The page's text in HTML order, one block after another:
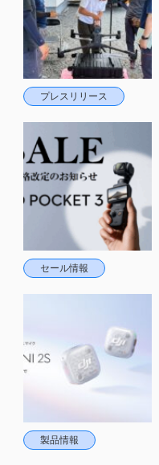
プレスリリース
セール情報
製品情報